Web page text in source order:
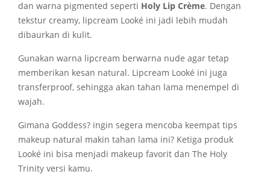
dan warna pigmented seperti Holy Lip Crème. Dengan
tekstur creamy, lipcream Looké ini jadi lebih mudah
dibaurkan di kulit.
Gunakan warna lipcream berwarna nude agar tetap
memberikan kesan natural. Lipcream Looké ini juga
transferproof, sehingga akan tahan lama menempel di
wajah.
Gimana Goddess? ingin segera mencoba keempat tips
makeup natural makin tahan lama ini? Ketiga produk
Looké ini bisa menjadi makeup favorit dan The Holy
Trinity versi kamu.